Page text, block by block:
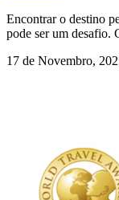
Encontrar o destino
pode ser um desafio.
17 de Novembro,